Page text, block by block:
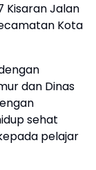
Kisaran Jalan
Kota
dan Dinas
sehat
pelajar